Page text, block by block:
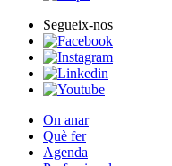
Segueix-nos
On anar
Què fer
Agenda